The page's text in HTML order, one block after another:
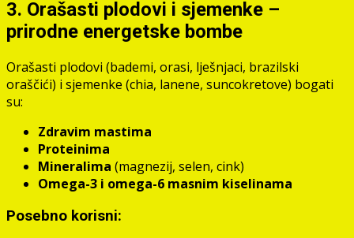
3. Orašasti plodovi i sjemenke –
prirodne energetske bombe
Orašasti plodovi (bademi, orasi, lješnjaci, brazilski
oraščići) i sjemenke (chia, lanene, suncokretove) bogati
su:
Zdravim mastima
Proteinima
Mineralima (magnezij, selen, cink)
Omega-3 i omega-6 masnim kiselinama
Posebno korisni: